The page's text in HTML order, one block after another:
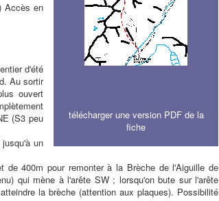
télécharger une version PDF de la
fiche
Accès en
d'été
Au sortir
ouvert
(S3 peu
un
de 400m pour remonter à la Brèche de l'Aiguille de
qui mène à l'arête SW ; lorsqu'on bute sur l'arête
la brèche (attention aux plaques). Possibilité